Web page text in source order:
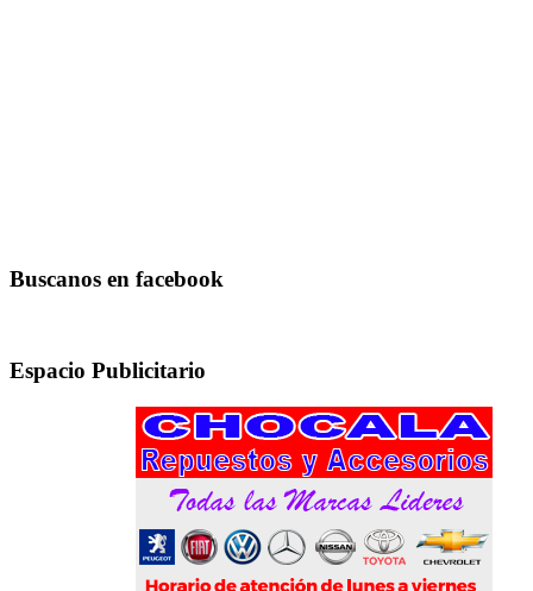
Buscanos en facebook
Espacio Publicitario